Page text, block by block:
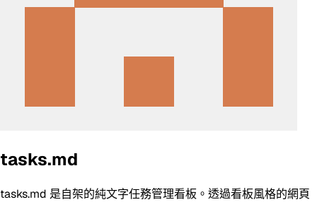
tasks.md
tasks.md 是自架的純文字任務管理看板。透過看板風格的網頁